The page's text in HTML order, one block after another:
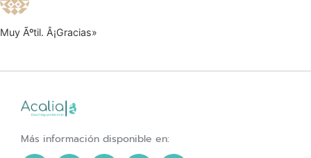
Muy Ãºtil. Â¡Gracias»
Más información disponible en: